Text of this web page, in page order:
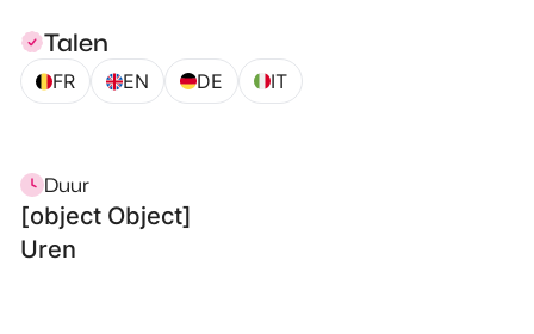
Talen
FR EN DE IT
Duur
[object Object]
Uren